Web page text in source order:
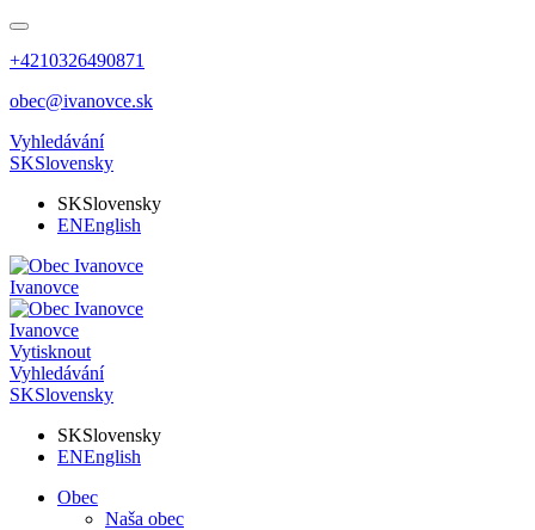
+4210326490871
obec@ivanovce.sk
Vyhledávání
SKSlovensky
SKSlovensky
ENEnglish
Ivanovce
Ivanovce
Vytisknout
Vyhledávání
SKSlovensky
SKSlovensky
ENEnglish
Obec
Naša obec